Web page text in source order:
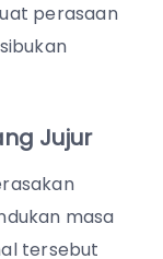
perasaan
Jujur
masa
tersebut